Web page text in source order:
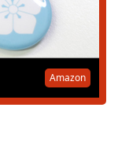
Amazon